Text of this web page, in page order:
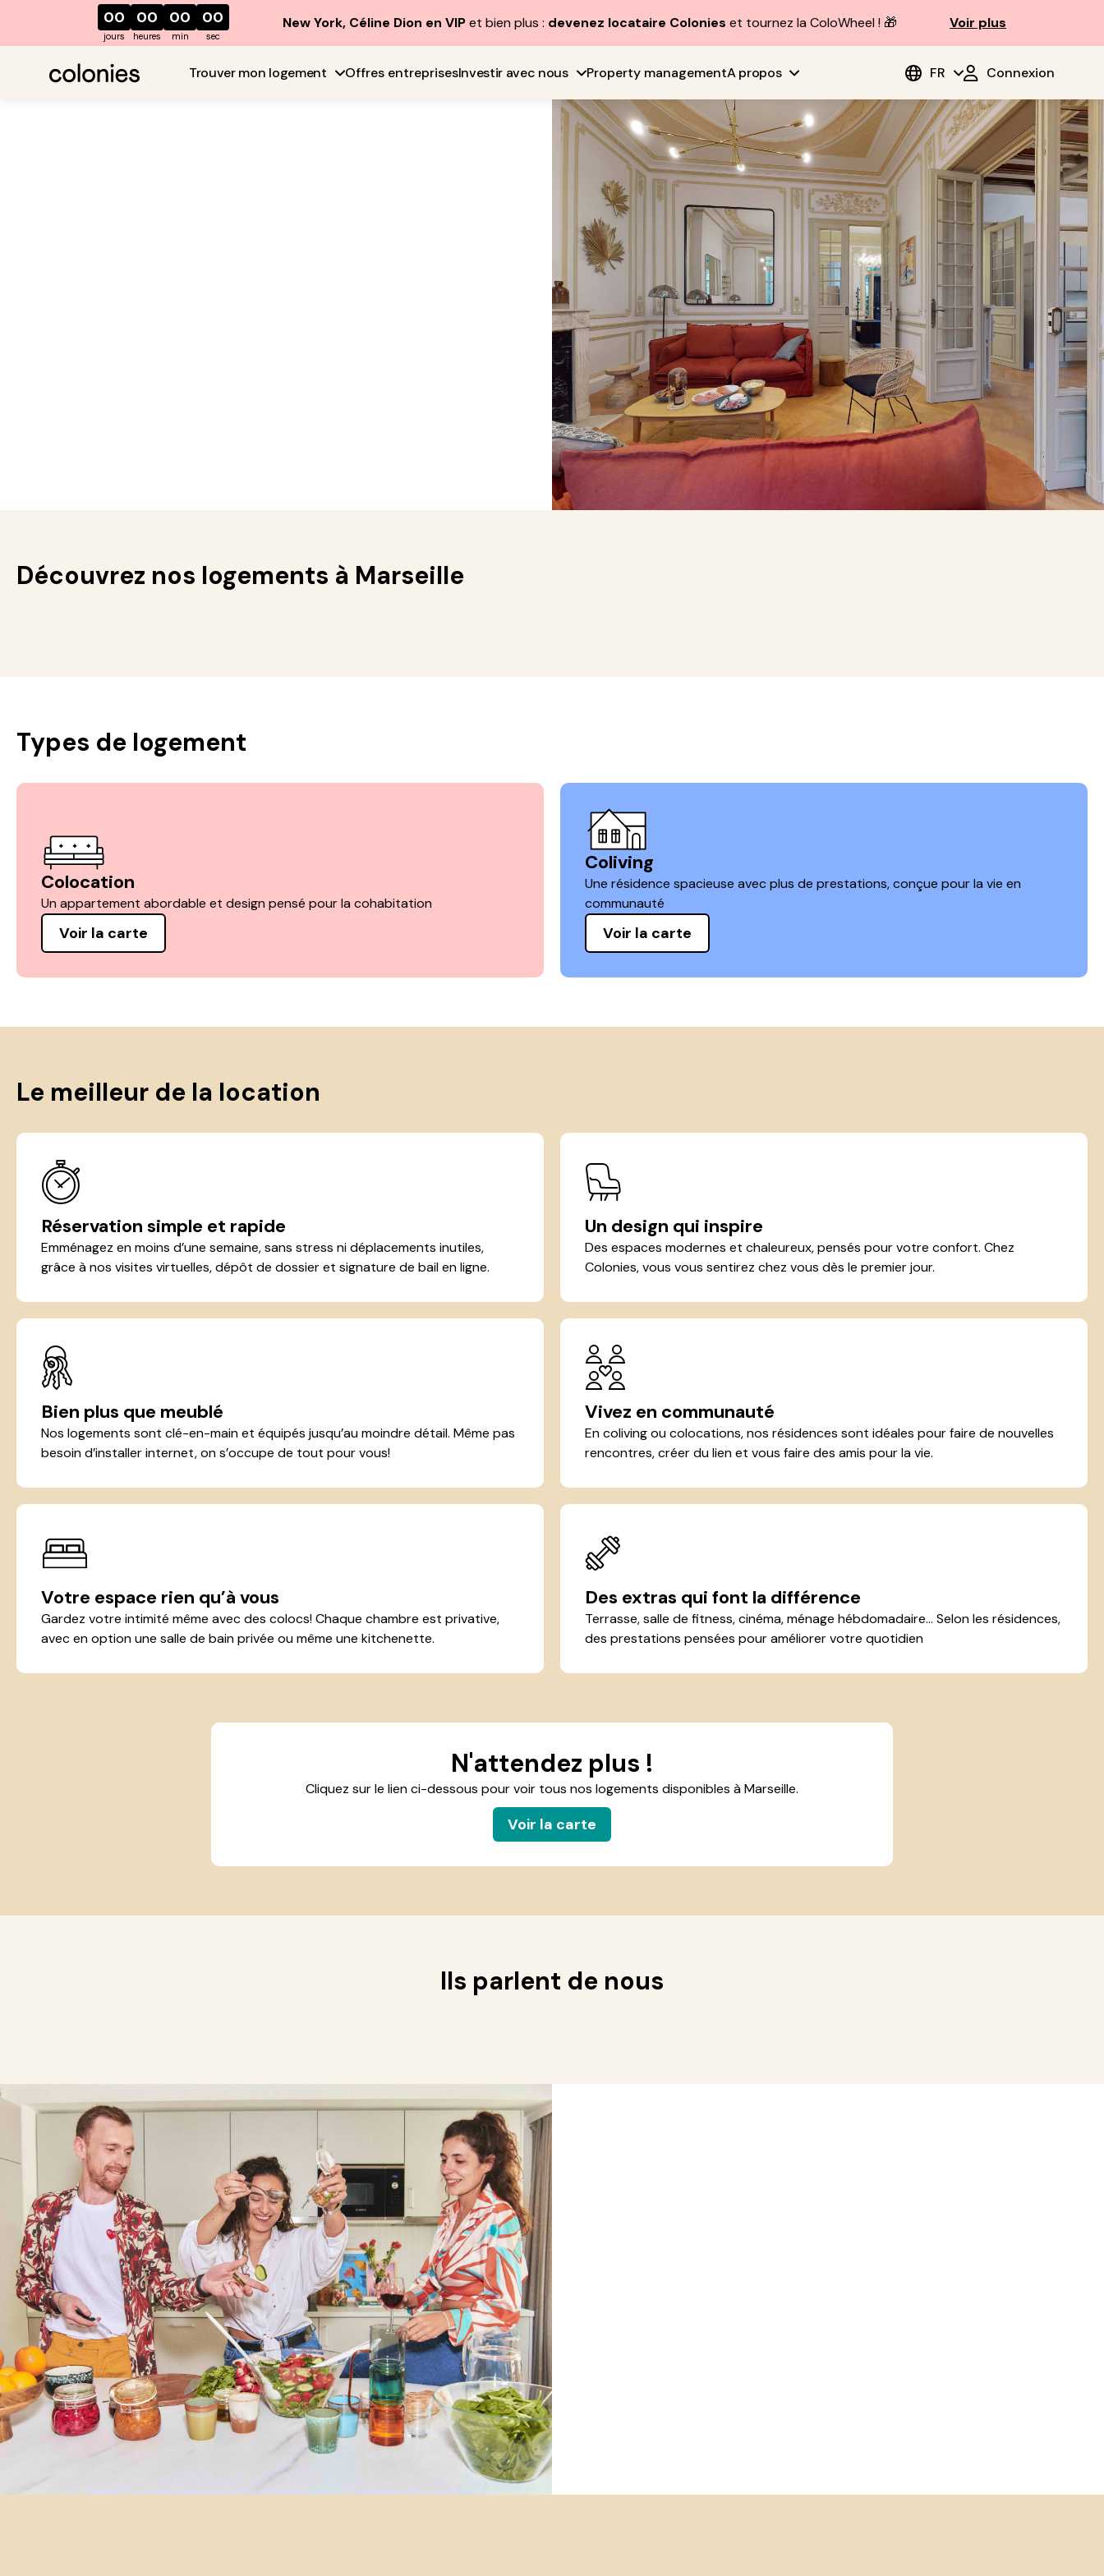
00
jours
00
heures
00
min
00
sec
New York, Céline Dion en VIPet bien plus : devenez locataire Colonies et tournez la ColoWheel ! 🎁 Voir plus
Trouver mon logement Offres entreprisesInvestir avec nous Property managementA propos FR Connexion
Découvrez nos logements à Marseille
Types de logement
Colocation
Un appartement abordable et design pensé pour la cohabitation
Voir la carte
Coliving
Une résidence spacieuse avec plus de prestations, conçue pour la vie en
communauté
Voir la carte
Le meilleur de la location
Réservation simple et rapide
Emménagez en moins d’une semaine, sans stress ni déplacements inutiles,
grâce à nos visites virtuelles, dépôt de dossier et signature de bail en ligne.
Un design qui inspire
Des espaces modernes et chaleureux, pensés pour votre confort. Chez
Colonies, vous vous sentirez chez vous dès le premier jour.
Bien plus que meublé
Nos logements sont clé-en-main et équipés jusqu’au moindre détail. Même pas
besoin d’installer internet, on s’occupe de tout pour vous!
Vivez en communauté
En coliving ou colocations, nos résidences sont idéales pour faire de nouvelles
rencontres, créer du lien et vous faire des amis pour la vie.
Votre espace rien qu’à vous
Gardez votre intimité même avec des colocs! Chaque chambre est privative,
avec en option une salle de bain privée ou même une kitchenette.
Des extras qui font la différence
Terrasse, salle de fitness, cinéma, ménage hébdomadaire... Selon les résidences,
des prestations pensées pour améliorer votre quotidien
N'attendez plus !
Cliquez sur le lien ci-dessous pour voir tous nos logements disponibles à Marseille.
Voir la carte
Ils parlent de nous